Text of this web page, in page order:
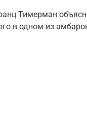
Тимерман
в одном из